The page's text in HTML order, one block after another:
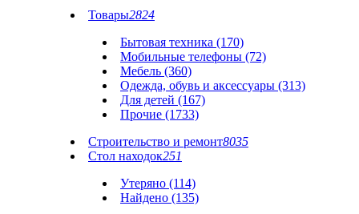
Товары2824
Бытовая техника (170)
Мобильные телефоны (72)
Мебель (360)
Одежда, обувь и аксессуары (313)
Для детей (167)
Прочие (1733)
Строительство и ремонт8035
Стол находок251
Утеряно (114)
Найдено (135)